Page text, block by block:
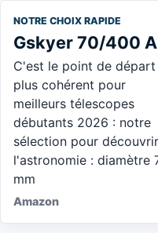
NOTRE CHOIX RAPIDE
Gskyer 70/400
C'est le point de départ
plus cohérent pour
meilleurs télescopes
débutants 2026 : notre
sélection pour découvrir
l'astronomie : diamètre
mm
Amazon